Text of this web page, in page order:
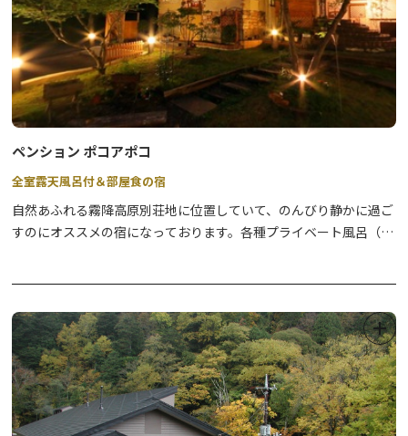
ペンション ポコアポコ
全室露天風呂付＆部屋食の宿
自然あふれる霧降高原別荘地に位置していて、のんびり静かに過ご
すのにオススメの宿になっております。各種プライベート風呂（露
風）もご利用いただけます。黒毛和牛ステーキが自慢ですので、お
泊りにいらしてください。